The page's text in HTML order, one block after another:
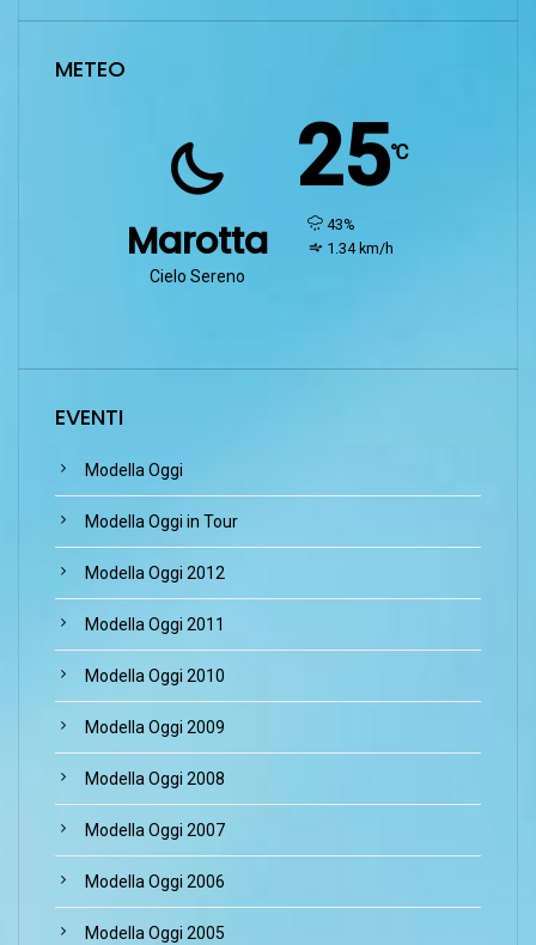
METEO
Marotta
Cielo Sereno
25℃
humidity:
43%
wind:
1.34 km/h
EVENTI
Modella Oggi
Modella Oggi in Tour
Modella Oggi 2012
Modella Oggi 2011
Modella Oggi 2010
Modella Oggi 2009
Modella Oggi 2008
Modella Oggi 2007
Modella Oggi 2006
Modella Oggi 2005